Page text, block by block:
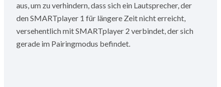
aus, um zu verhindern, dass sich ein Lautsprecher, der
den SMARTplayer 1 für längere Zeit nicht erreicht,
versehentlich mit SMARTplayer 2 verbindet, der sich
gerade im Pairingmodus befindet.